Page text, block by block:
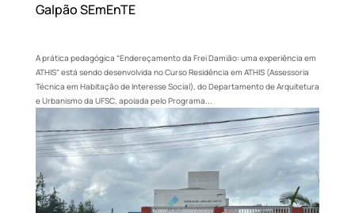
Galpão SEmEnTE
A prática pedagógica “Endereçamento da Frei Damião: uma experiência em
ATHIS” está sendo desenvolvida no Curso Residência em ATHIS (Assessoria
Técnica em Habitação de Interesse Social), do Departamento de Arquitetura
e Urbanismo da UFSC, apoiada pelo Programa...